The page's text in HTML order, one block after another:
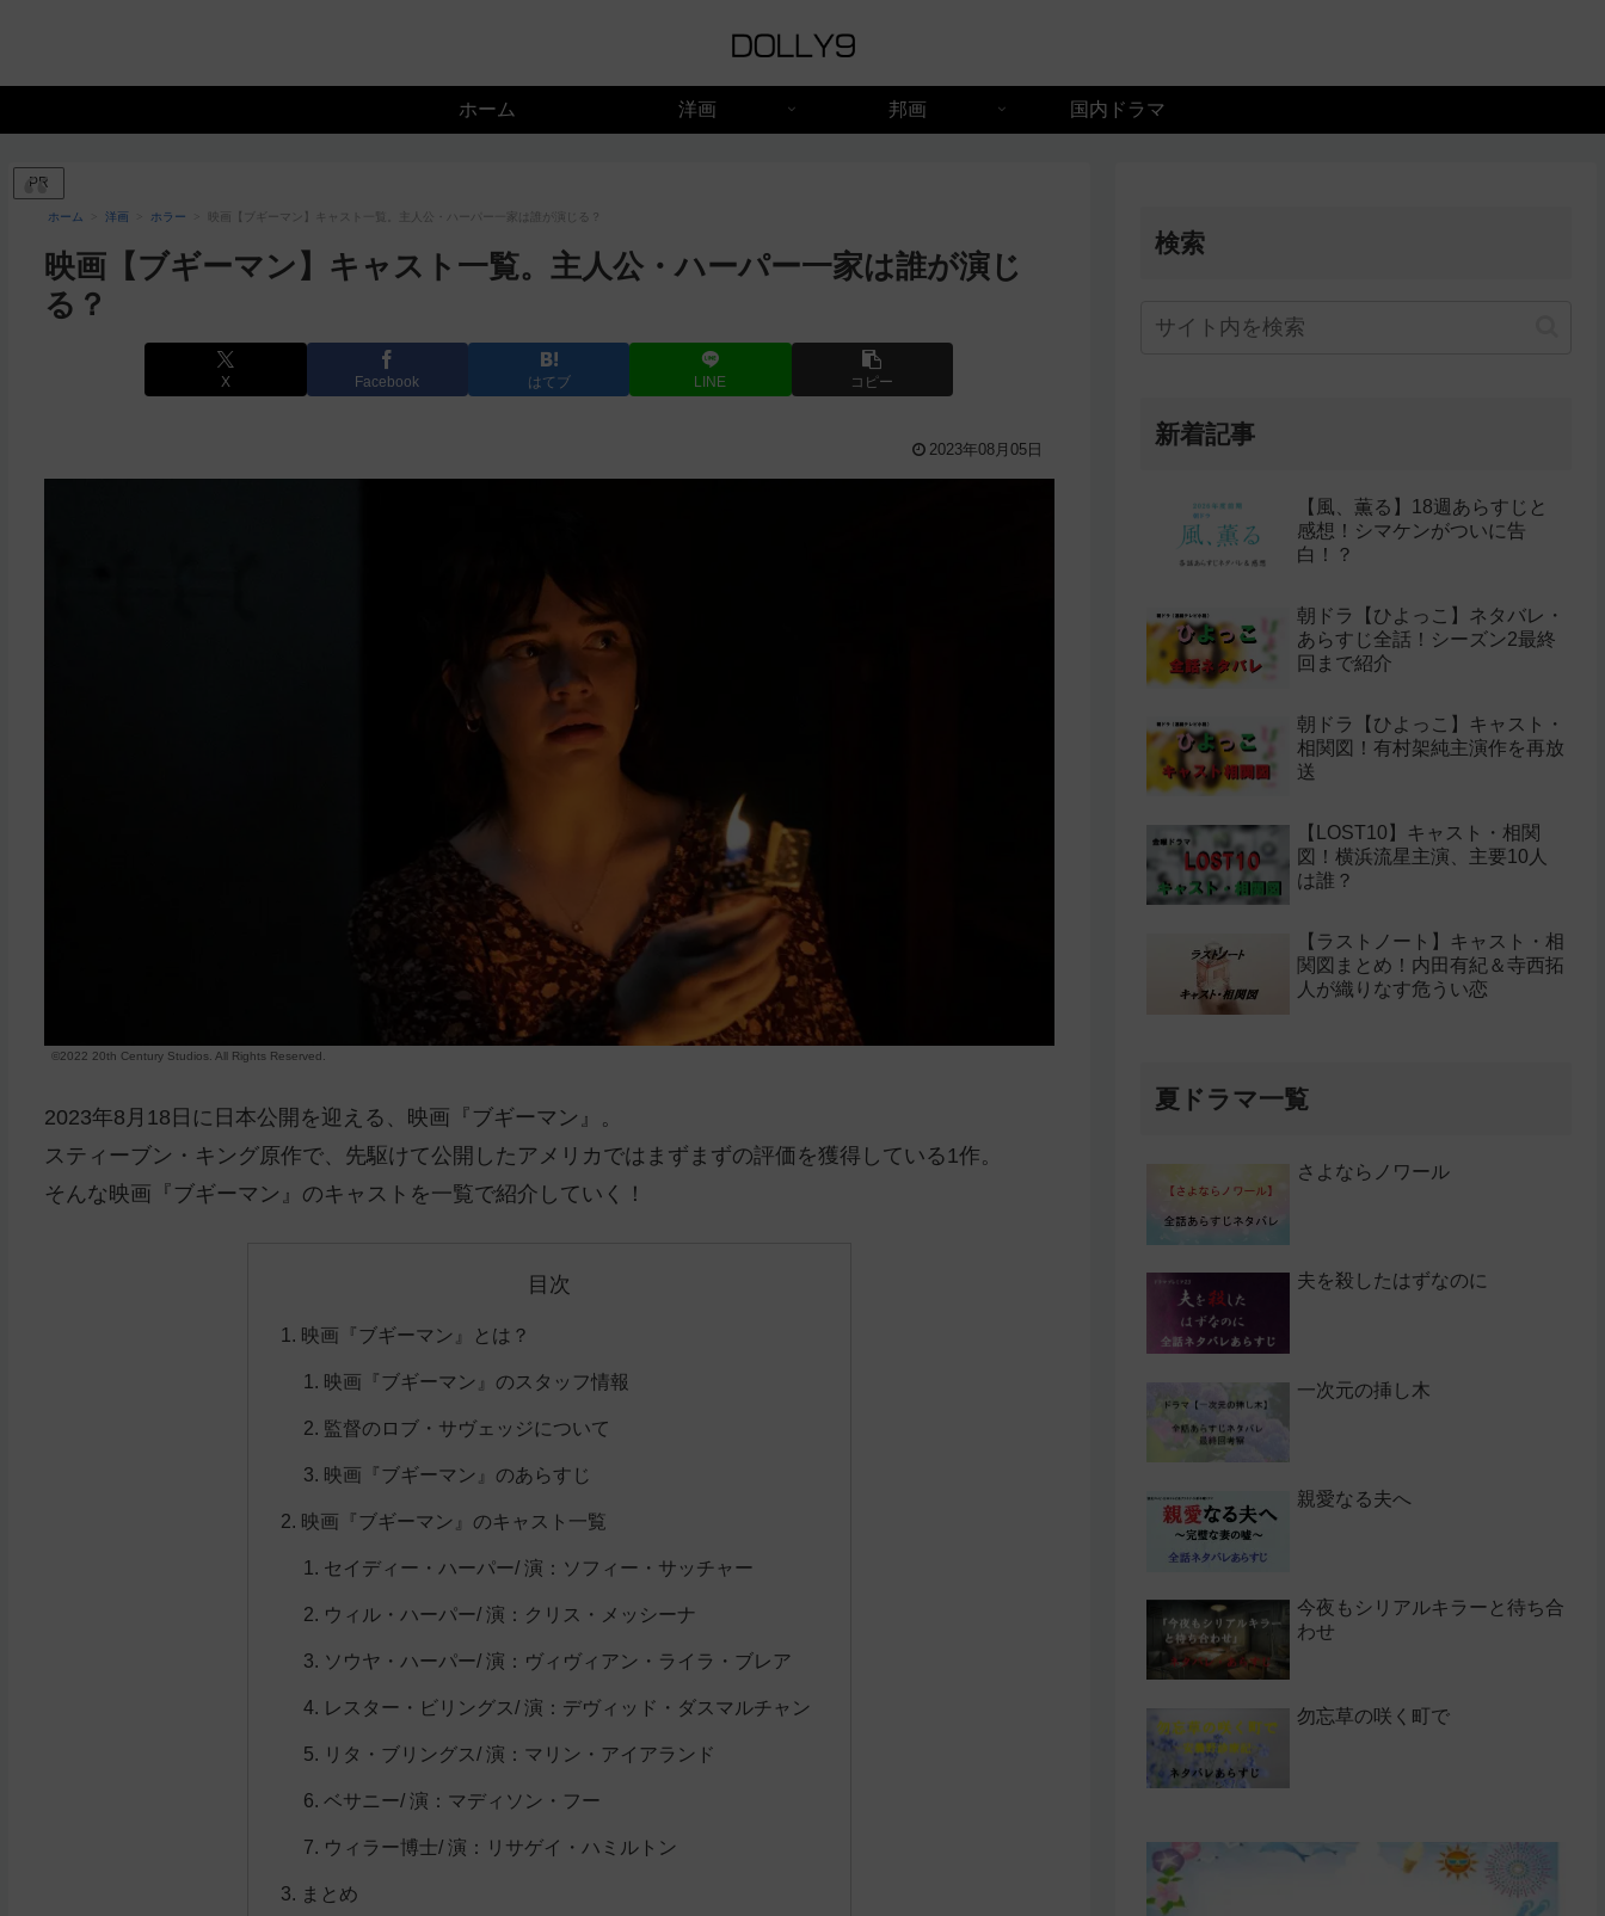
ホーム 洋画 邦画 国内ドラマ
PR
ホーム 洋画 ホラー 映画【ブギーマン】キャスト一覧。主人公・ハーパー一家は誰が演じる？
映画【ブギーマン】キャスト一覧。主人公・ハーパー一家は誰が演じ
る？
X Facebook はてブ LINE コピー
2023年08月05日
©2022 20th Century Studios. All Rights Reserved.
2023年8月18日に日本公開を迎える、映画『ブギーマン』。
スティーブン・キング原作で、先駆けて公開したアメリカではまずまずの評価を獲得している1作。
そんな映画『ブギーマン』のキャストを一覧で紹介していく！
目次
映画『ブギーマン』とは？
映画『ブギーマン』のスタッフ情報
監督のロブ・サヴェッジについて
映画『ブギーマン』のあらすじ
映画『ブギーマン』のキャスト一覧
セイディー・ハーパー/ 演：ソフィー・サッチャー
ウィル・ハーパー/ 演：クリス・メッシーナ
ソウヤ・ハーパー/ 演：ヴィヴィアン・ライラ・ブレア
レスター・ビリングス/ 演：デヴィッド・ダスマルチャン
リタ・ブリングス/ 演：マリン・アイアランド
ベサニー/ 演：マディソン・フー
ウィラー博士/ 演：リサゲイ・ハミルトン
まとめ
検索
新着記事
【風、薫る】18週あらすじと
感想！シマケンがついに告
白！？
朝ドラ【ひよっこ】ネタバレ・
あらすじ全話！シーズン2最終
回まで紹介
朝ドラ【ひよっこ】キャスト・
相関図！有村架純主演作を再放
送
【LOST10】キャスト・相関
図！横浜流星主演、主要10人
は誰？
【ラストノート】キャスト・相
関図まとめ！内田有紀＆寺西拓
人が織りなす危うい恋
夏ドラマ一覧
さよならノワール
夫を殺したはずなのに
一次元の挿し木
親愛なる夫へ
今夜もシリアルキラーと待ち合
わせ
勿忘草の咲く町で